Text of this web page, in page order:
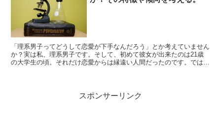
「理系男子ってどうして恋愛が下手なんだろう」とか考えていません
か？実は私、理系男子です。そして、初めて彼女が出来たのは21歳
の大学生の頃。それだけ恋愛からは縁遠い人間だったのです。では、
スポンサーリンク